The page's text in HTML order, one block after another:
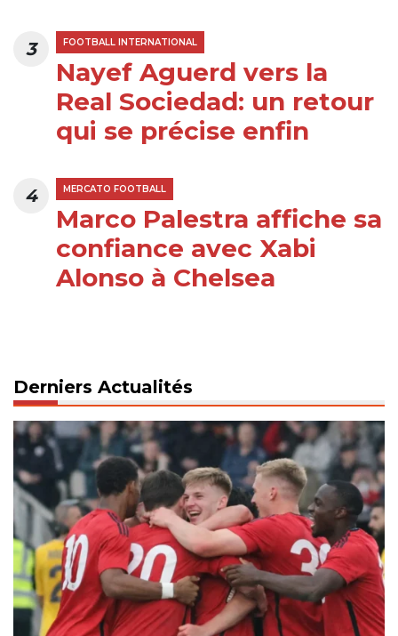
3 FOOTBALL INTERNATIONAL
Nayef Aguerd vers la
Real Sociedad: un retour
qui se précise enfin
4 MERCATO FOOTBALL
Marco Palestra affiche sa
confiance avec Xabi
Alonso à Chelsea
Derniers Actualités